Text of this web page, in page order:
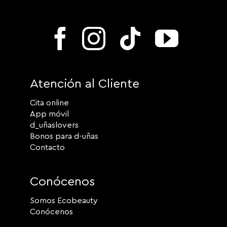
Atención al Cliente
Cita online
App móvil
d_uñaslovers
Bonos para d-uñas
Contacto
Conócenos
Somos Ecobeauty
Conócenos